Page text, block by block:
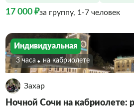
17 000 ₽за группу, 1-7 человек
Индивидуальная
3 часа На кабриолете
Захар
Ночной Сочи на кабриолете: